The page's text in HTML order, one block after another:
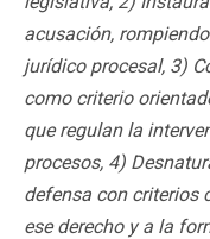
acusación,
jurídico procesal, 3)
como criterio
que regulan la
procesos, 4)
defensa con criterios
ese derecho y a la